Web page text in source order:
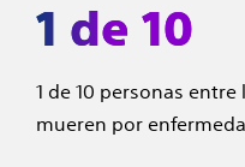
1 de 10
1 de 10 personas entre
mueren por